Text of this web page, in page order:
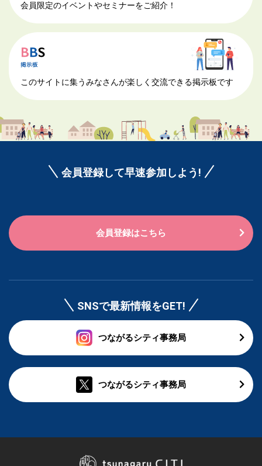
会員限定のイベントやセミナーをご紹介！
このサイトに集うみなさんが楽しく交流できる掲示板です
会員登録して早速参加しよう!
会員登録はこちら
SNSで最新情報をGET!
つながるシティ事務局
つながるシティ事務局